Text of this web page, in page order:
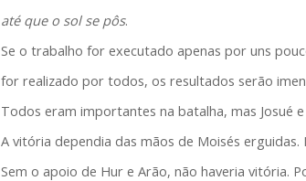
até que o sol se pôs.
Se o trabalho for executado apenas por uns
for realizado por todos, os resultados serão
Todos eram importantes na batalha, mas Josué
A vitória dependia das mãos de Moisés erguidas.
Sem o apoio de Hur e Arão, não haveria vitória.